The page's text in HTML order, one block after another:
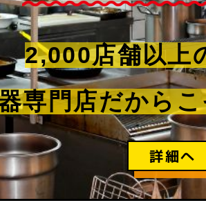
2,000店舗以上
専門店だから
詳細へ